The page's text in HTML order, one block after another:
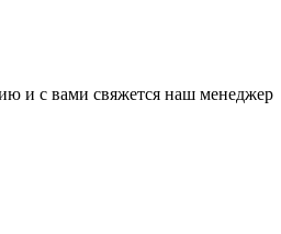
и с вами свяжется наш менеджер